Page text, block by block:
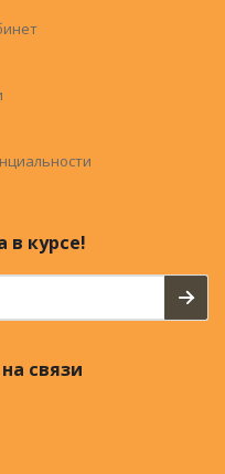
в курсе!
связи